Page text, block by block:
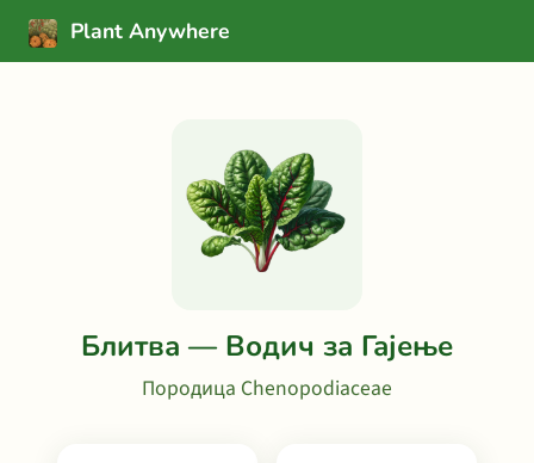
Plant Anywhere
Блитва — Водич за Гајење
Породица Chenopodiaceae